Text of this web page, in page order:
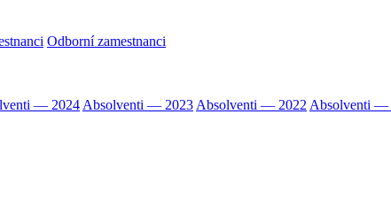
Odborní zamestnanci
— 2024 Absolventi — 2023 Absolventi — 2022 Absolventi —